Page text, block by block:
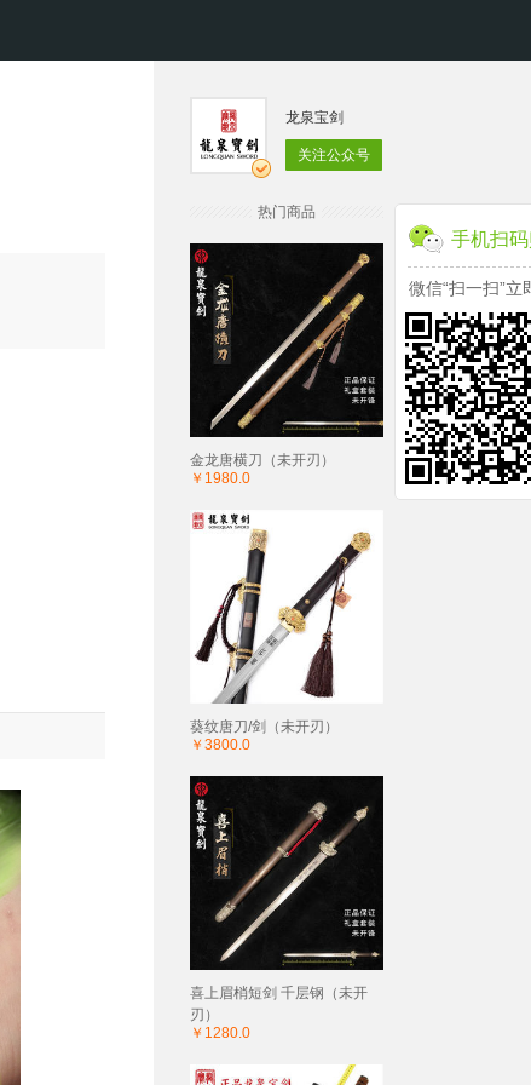
龙泉宝剑
关注公众号
热门商品
金龙唐横刀（未开刃）
￥1980.0
葵纹唐刀/剑（未开刃）
￥3800.0
喜上眉梢短剑 千层钢（未开
刃）
￥1280.0
手机扫
微信“扫一扫”立